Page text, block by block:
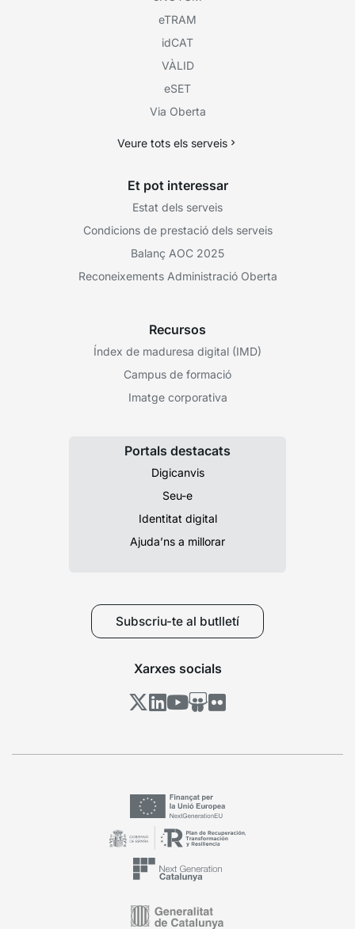
eTRAM
idCAT
VÀLID
eSET
Via Oberta
Veure tots els serveis
Et pot interessar
Estat dels serveis
Condicions de prestació dels serveis
Balanç AOC 2025
Reconeixements Administració Oberta
Recursos
Índex de maduresa digital (IMD)
Campus de formació
Imatge corporativa
Portals destacats
Digicanvis
Seu-e
Identitat digital
Ajuda’ns a millorar
Subscriu-te al butlletí
Xarxes socials